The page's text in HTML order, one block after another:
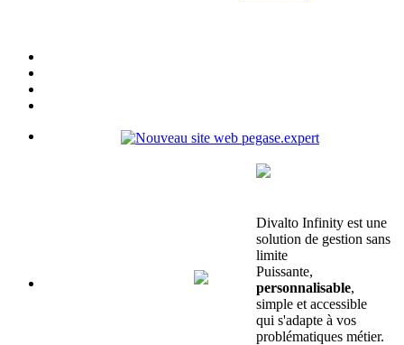
Divalto Infinity est une
solution de gestion sans
limite
Puissante,
personnalisable,
simple et accessible
qui s'adapte à vos
problématiques métier.